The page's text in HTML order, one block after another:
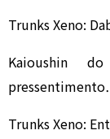
Trunks Xeno:
Kaioushin
Trunks Xeno: